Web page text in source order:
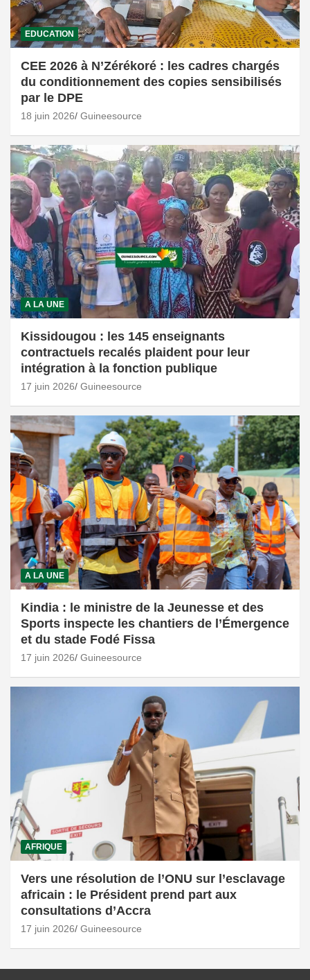
EDUCATION
CEE 2026 à N’Zérékoré : les cadres chargés
du conditionnement des copies sensibilisés
par le DPE
18 juin 2026 Guineesource
A LA UNE
Kissidougou : les 145 enseignants
contractuels recalés plaident pour leur
intégration à la fonction publique
17 juin 2026 Guineesource
A LA UNE
Kindia : le ministre de la Jeunesse et des
Sports inspecte les chantiers de l’Émergence
et du stade Fodé Fissa
17 juin 2026 Guineesource
AFRIQUE
Vers une résolution de l’ONU sur l’esclavage
africain : le Président prend part aux
consultations d’Accra
17 juin 2026 Guineesource